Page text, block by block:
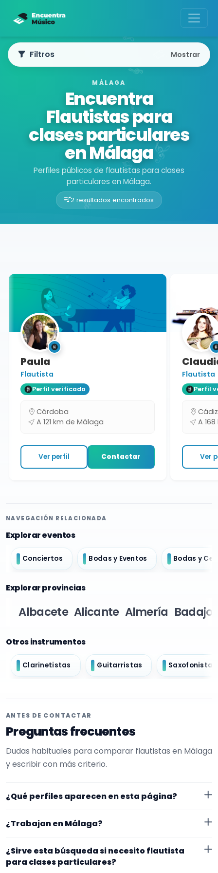
MÁLAGA
Encuentra
Flautistas para
clases particulares
en Málaga
Perfiles públicos de flautistas para clases
particulares en Málaga.
2 resultados encontrados
Buscador de músicos
Filtros Mostrar
Paula
Flautista
Perfil verificado
Córdoba
A 121 km de Málaga
Ver perfil Contactar
Claudia
Flautista
Perfil
Cádiz
A 168
Ver
NAVEGACIÓN RELACIONADA
Explorar eventos
Conciertos Bodas y Eventos Bodas y
Explorar provincias
Albacete Alicante Almería Badajoz
Otros instrumentos
Clarinetistas Guitarristas Saxofonistas
ANTES DE CONTACTAR
Preguntas frecuentes
Dudas habituales para comparar flautistas en Málaga
y escribir con más criterio.
¿Qué perfiles aparecen en esta página?
EncuentraMúsico. La selección está filtrada por
experiencia o disponibilidad para clases particulares.
Además, la página se centra en perfiles que trabajan
¿Trabajan en Málaga?
en Málaga. Aun así, conviene confirmar lugar exacto,
¿Sirve esta búsqueda si necesito flautista
para clases particulares?